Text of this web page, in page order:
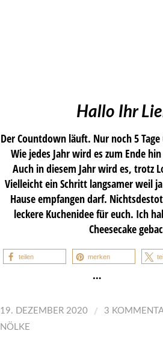
Hallo Ihr
Der Countdown läuft. Nur noch 5
Wie jedes Jahr wird es zum Ende
Auch in diesem Jahr wird es, trotz
Vielleicht ein Schritt langsamer weil
Hause empfangen darf.
leckere Kuchenidee für euch. Ich
Cheesecake
teilen merken
…
19. DEZEMBER 2020 / 3
NÖLKE